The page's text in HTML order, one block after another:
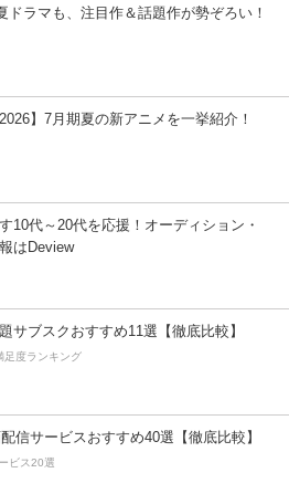
ドラマも、注目作＆話題作が勢ぞろい！
】7月期夏の新アニメを一挙紹介！
10代～20代を応援！オーディション・
はDeview
サブスクおすすめ11選【徹底比較】
足度ランキング
信サービスおすすめ40選【徹底比較】
ビス20選